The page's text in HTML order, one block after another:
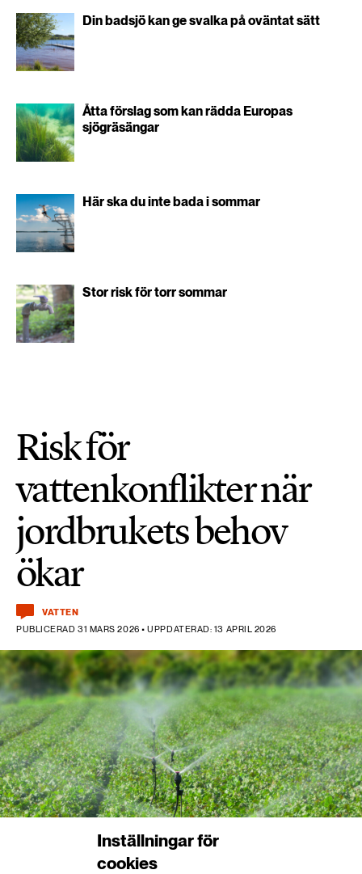
Inställningar för
cookies
Din badsjö kan ge svalka på oväntat sätt
Åtta förslag som kan rädda Europas
sjögräsängar
Här ska du inte bada i sommar
Stor risk för torr sommar
Risk för
vattenkonflikter när
jordbrukets behov
ökar
VATTEN
PUBLICERAD 31 MARS 2026 • UPPDATERAD: 13 APRIL 2026